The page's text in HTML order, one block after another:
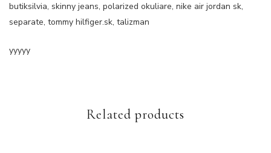
butiksilvia, skinny jeans, polarized okuliare, nike air jordan sk,
separate, tommy hilfiger.sk, talizman
yyyyy
Related products